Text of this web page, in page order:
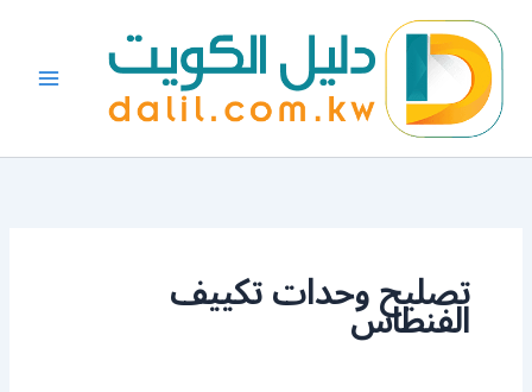
المحتوى
تصليح وحدات تكييف
الفنطاس